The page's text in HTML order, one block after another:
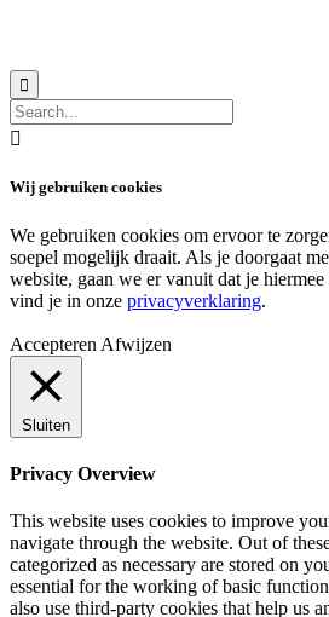


Wij gebruiken cookies
We gebruiken cookies om ervoor te
soepel mogelijk draait. Als je doorgaat
website, gaan we er vanuit dat je
vind je in onze privacyverklaring.
Accepteren Afwijzen
Sluiten
Privacy Overview
This website uses cookies to improve
navigate through the website. Out of
categorized as necessary are stored on
essential for the working of basic
also use third-party cookies that help us